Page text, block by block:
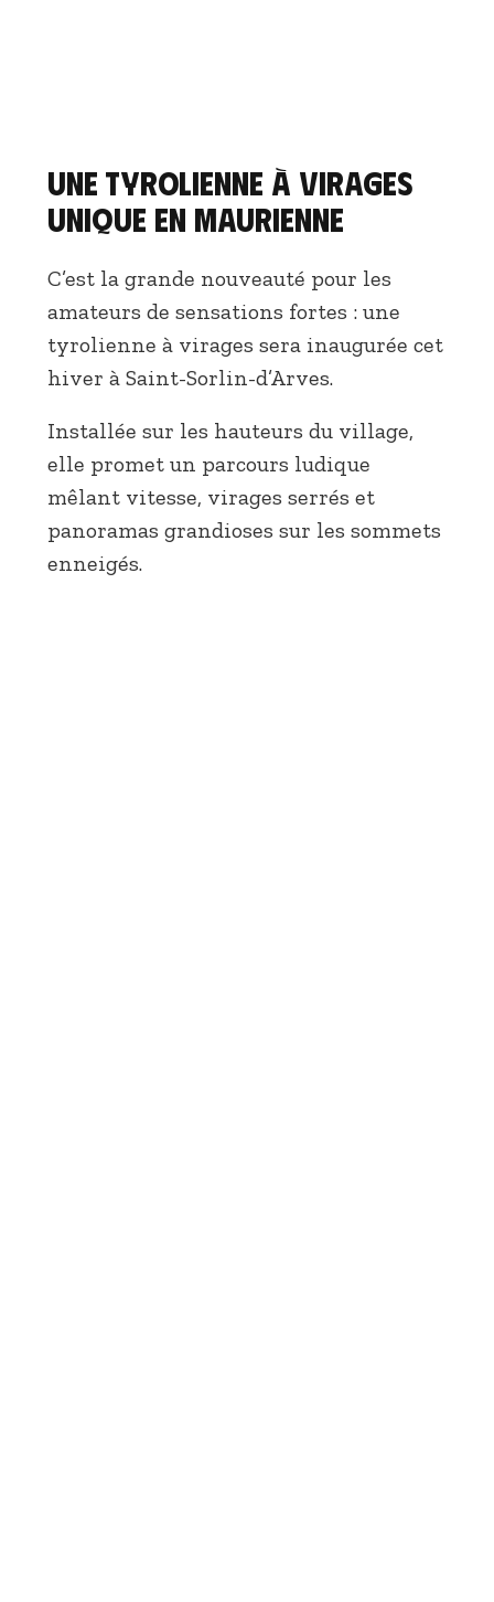
Une tyrolienne à virages
unique en Maurienne
C’est la grande nouveauté pour les
amateurs de sensations fortes : une
tyrolienne à virages sera inaugurée cet
hiver à Saint-Sorlin-d’Arves.
Installée sur les hauteurs du village,
elle promet un parcours ludique
mêlant vitesse, virages serrés et
panoramas grandioses sur les sommets
enneigés.